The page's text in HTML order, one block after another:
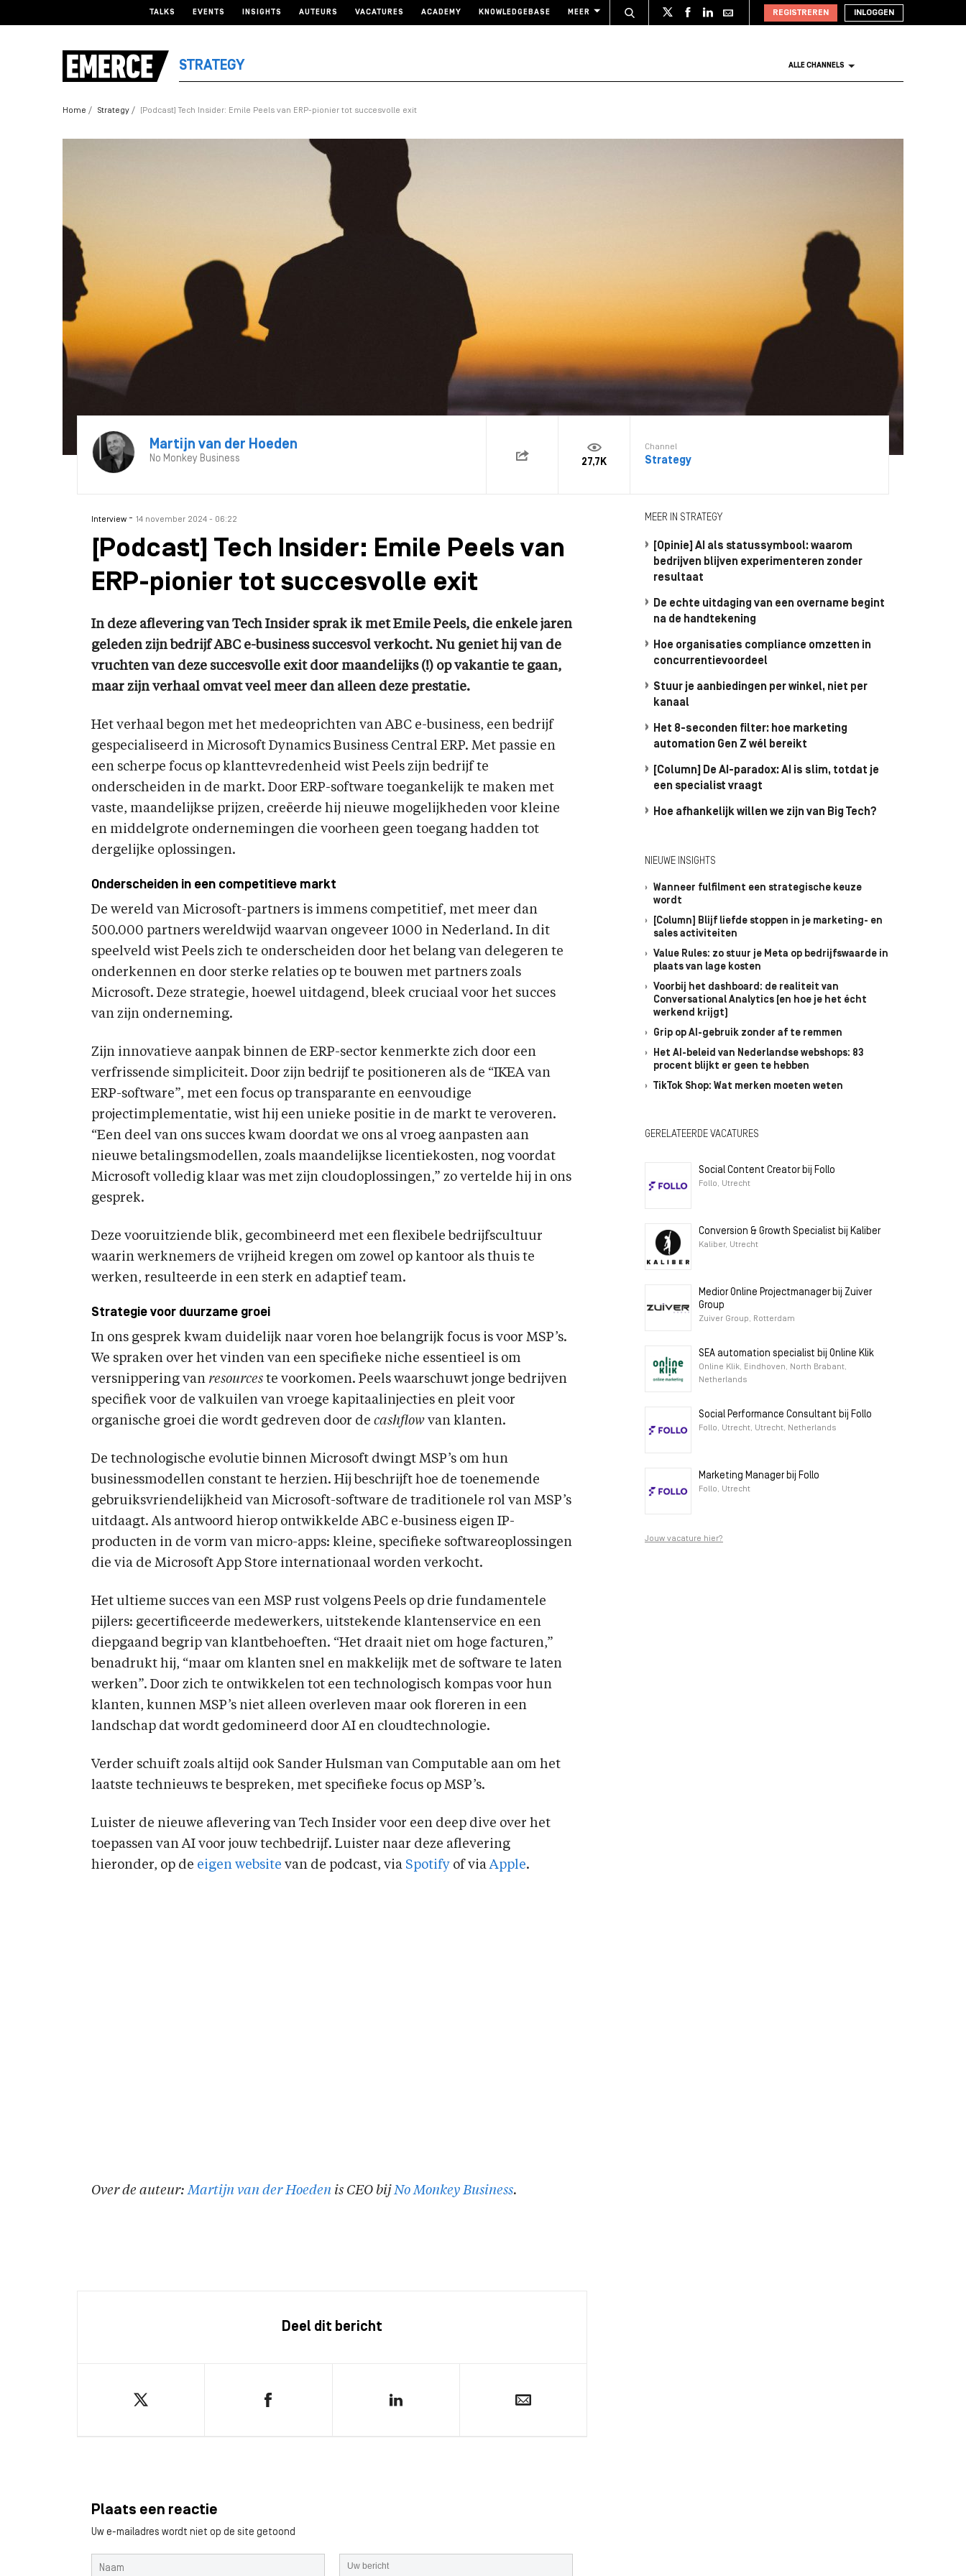
TALKS EVENTS INSIGHTS AUTEURS VACATURES ACADEMY KNOWLEDGEBASE MEER REGISTREREN INLOGGEN
STRATEGY ALLE CHANNELS
Home Strategy [Podcast] Tech Insider: Emile Peels van ERP-pionier tot succesvolle exit
Martijn van der Hoeden
No Monkey Business 27,7K
Channel
Strategy
Interview - 14 november 2024 - 06:22
[Podcast] Tech Insider: Emile Peels van
ERP-pionier tot succesvolle exit
In deze aflevering van Tech Insider sprak ik met Emile Peels, die enkele jaren
geleden zijn bedrijf ABC e-business succesvol verkocht. Nu geniet hij van de
vruchten van deze succesvolle exit door maandelijks (!) op vakantie te gaan,
maar zijn verhaal omvat veel meer dan alleen deze prestatie.
Het verhaal begon met het medeoprichten van ABC e-business, een bedrijf
gespecialiseerd in Microsoft Dynamics Business Central ERP. Met passie en
een scherpe focus op klanttevredenheid wist Peels zijn bedrijf te
onderscheiden in de markt. Door ERP-software toegankelijk te maken met
vaste, maandelijkse prijzen, creëerde hij nieuwe mogelijkheden voor kleine
en middelgrote ondernemingen die voorheen geen toegang hadden tot
dergelijke oplossingen.
Onderscheiden in een competitieve markt
De wereld van Microsoft-partners is immens competitief, met meer dan
500.000 partners wereldwijd waarvan ongeveer 1000 in Nederland. In dit
speelveld wist Peels zich te onderscheiden door het belang van delegeren te
onderkennen en door sterke relaties op te bouwen met partners zoals
Microsoft. Deze strategie, hoewel uitdagend, bleek cruciaal voor het succes
van zijn onderneming.
Zijn innovatieve aanpak binnen de ERP-sector kenmerkte zich door een
verfrissende simpliciteit. Door zijn bedrijf te positioneren als de “IKEA van
ERP-software”, met een focus op transparante en eenvoudige
projectimplementatie, wist hij een unieke positie in de markt te veroveren.
“Een deel van ons succes kwam doordat we ons al vroeg aanpasten aan
nieuwe betalingsmodellen, zoals maandelijkse licentiekosten, nog voordat
Microsoft volledig klaar was met zijn cloudoplossingen,” zo vertelde hij in ons
gesprek.
Deze vooruitziende blik, gecombineerd met een flexibele bedrijfscultuur
waarin werknemers de vrijheid kregen om zowel op kantoor als thuis te
werken, resulteerde in een sterk en adaptief team.
Strategie voor duurzame groei
In ons gesprek kwam duidelijk naar voren hoe belangrijk focus is voor MSP’s.
We spraken over het vinden van een specifieke niche essentieel is om
versnippering van resources te voorkomen. Peels waarschuwt jonge bedrijven
specifiek voor de valkuilen van vroege kapitaalinjecties en pleit voor
organische groei die wordt gedreven door de cashflow van klanten.
De technologische evolutie binnen Microsoft dwingt MSP’s om hun
businessmodellen constant te herzien. Hij beschrijft hoe de toenemende
gebruiksvriendelijkheid van Microsoft-software de traditionele rol van MSP’s
uitdaagt. Als antwoord hierop ontwikkelde ABC e-business eigen IP-
producten in de vorm van micro-apps: kleine, specifieke softwareoplossingen
die via de Microsoft App Store internationaal worden verkocht.
Het ultieme succes van een MSP rust volgens Peels op drie fundamentele
pijlers: gecertificeerde medewerkers, uitstekende klantenservice en een
diepgaand begrip van klantbehoeften. “Het draait niet om hoge facturen,”
benadrukt hij, “maar om klanten snel en makkelijk met de software te laten
werken”. Door zich te ontwikkelen tot een technologisch kompas voor hun
klanten, kunnen MSP’s niet alleen overleven maar ook floreren in een
landschap dat wordt gedomineerd door AI en cloudtechnologie.
Verder schuift zoals altijd ook Sander Hulsman van Computable aan om het
laatste technieuws te bespreken, met specifieke focus op MSP’s.
Luister de nieuwe aflevering van Tech Insider voor een deep dive over het
toepassen van AI voor jouw techbedrijf. Luister naar deze aflevering
hieronder, op de eigen website van de podcast, via Spotify of viaApple.
Over de auteur:Martijn van der Hoeden is CEO bij No Monkey Business.
Deel dit bericht
Plaats een reactie
Uw e-mailadres wordt niet op de site getoond
MEER IN STRATEGY
[Opinie] AI als statussymbool: waarom
bedrijven blijven experimenteren zonder
resultaat
De echte uitdaging van een overname begint
na de handtekening
Hoe organisaties compliance omzetten in
concurrentievoordeel
Stuur je aanbiedingen per winkel, niet per
kanaal
Het 8-seconden filter: hoe marketing
automation Gen Z wél bereikt
[Column] De AI-paradox: AI is slim, totdat je
een specialist vraagt
Hoe afhankelijk willen we zijn van Big Tech?
NIEUWE INSIGHTS
Wanneer fulfilment een strategische keuze
wordt
[Column] Blijf liefde stoppen in je marketing- en
sales activiteiten
Value Rules: zo stuur je Meta op bedrijfswaarde in
plaats van lage kosten
Voorbij het dashboard: de realiteit van
Conversational Analytics (en hoe je het écht
werkend krijgt)
Grip op AI-gebruik zonder af te remmen
Het AI-beleid van Nederlandse webshops: 83
procent blijkt er geen te hebben
TikTok Shop: Wat merken moeten weten
GERELATEERDE VACATURES
Social Content Creator bij Follo
Follo, Utrecht
Conversion & Growth Specialist bij Kaliber
Kaliber, Utrecht
Medior Online Projectmanager bij Zuiver
Group
Zuiver Group, Rotterdam
SEA automation specialist bij Online Klik
Online Klik, Eindhoven, North Brabant,
Netherlands
Social Performance Consultant bij Follo
Follo, Utrecht, Utrecht, Netherlands
Marketing Manager bij Follo
Follo, Utrecht
Jouw vacature hier?